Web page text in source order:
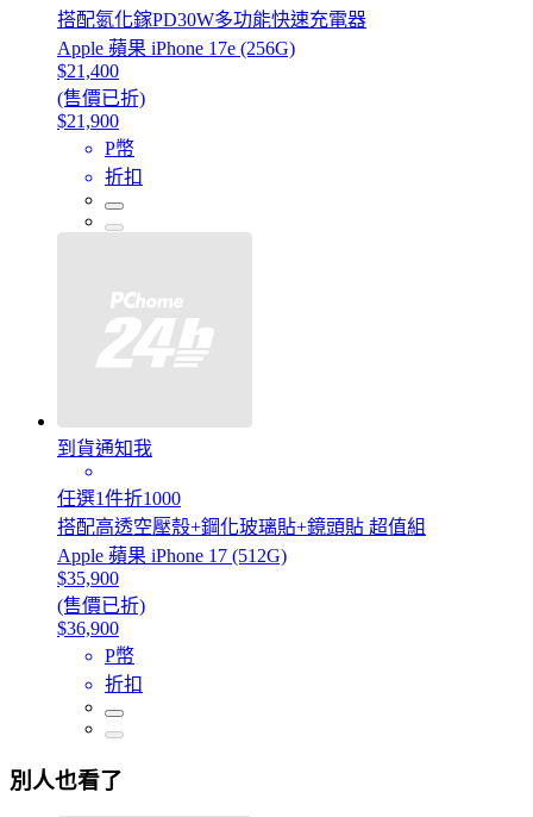
搭配氮化鎵PD30W多功能快速充電器
Apple 蘋果 iPhone 17e (256G)
$21,400
(售價已折)
$21,900
P幣
折扣
到貨通知我
任選1件折1000
搭配高透空壓殼+鋼化玻璃貼+鏡頭貼 超值組
Apple 蘋果 iPhone 17 (512G)
$35,900
(售價已折)
$36,900
P幣
折扣
別人也看了